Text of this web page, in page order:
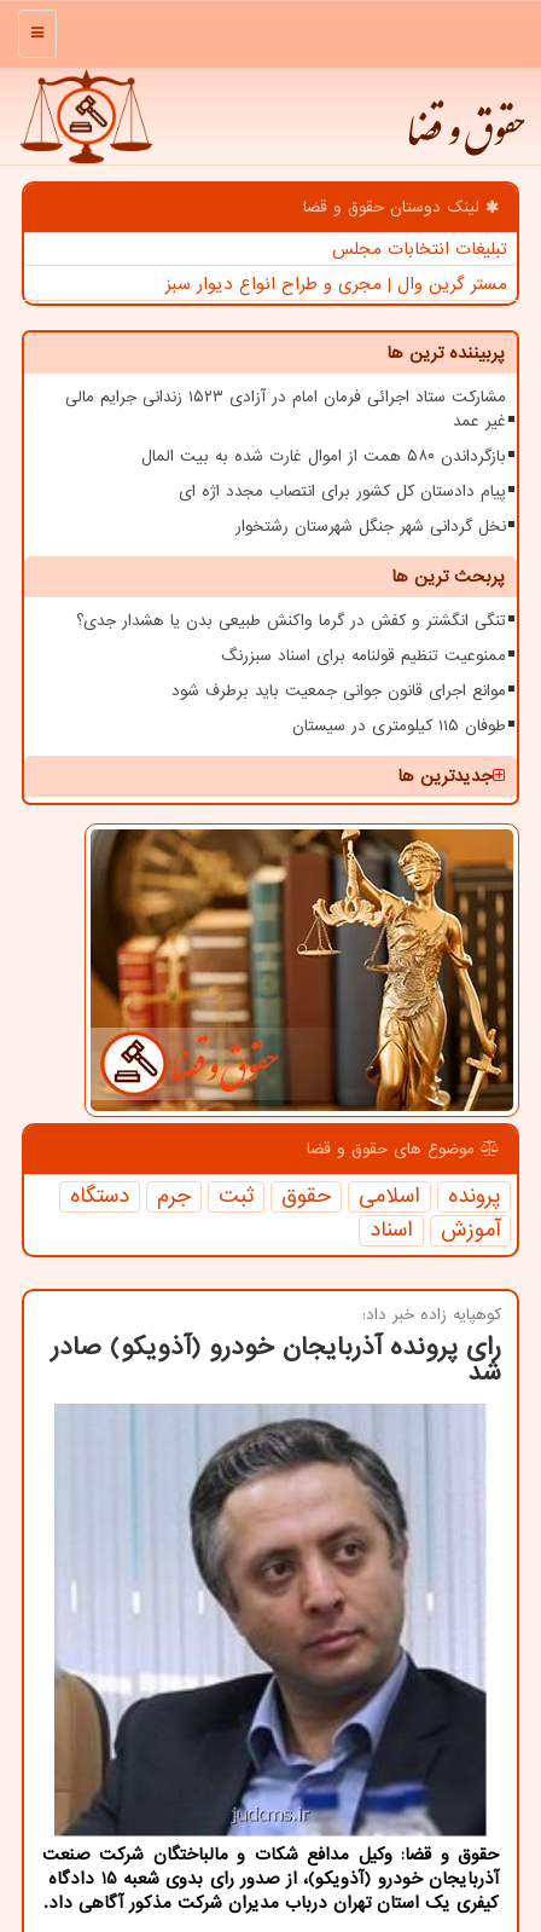
منو
حقوق و قضا
لینک دوستان حقوق و قضا
تبلیغات انتخابات مجلس
مستر گرین وال | مجری و طراح انواع دیوار سبز
پربیننده ترین ها
مشارکت ستاد اجرائی فرمان امام در آزادی ۱۵۲۳ زندانی جرایم مالی
غیر عمد
بازگرداندن ۵۸۰ همت از اموال غارت شده به بیت المال
پیام دادستان کل کشور برای انتصاب مجدد اژه ای
نخل گردانی شهر جنگل شهرستان رشتخوار
پربحث ترین ها
تنگی انگشتر و کفش در گرما واکنش طبیعی بدن یا هشدار جدی؟
ممنوعیت تنظیم قولنامه برای اسناد سبزرنگ
موانع اجرای قانون جوانی جمعیت باید برطرف شود
طوفان ۱۱۵ کیلومتری در سیستان
جدیدترین ها
موضوع های حقوق و قضا
پرونده اسلامی حقوق ثبت جرم
دستگاه
آموزش
اسناد
كوهپایه زاده خبر داد:
رای پرونده آذربایجان خودرو (آذویکو) صادر
شد
حقوق و قضا: وکیل مدافع شکات و مالباختگان شرکت صنعت
آذربایجان خودرو (آذویکو)، از صدور رای بدوی شعبه 15 دادگاه
کیفری یک استان تهران درباب مدیران شرکت مذکور آگاهی داد.